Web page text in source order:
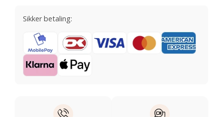
Sikker betaling: